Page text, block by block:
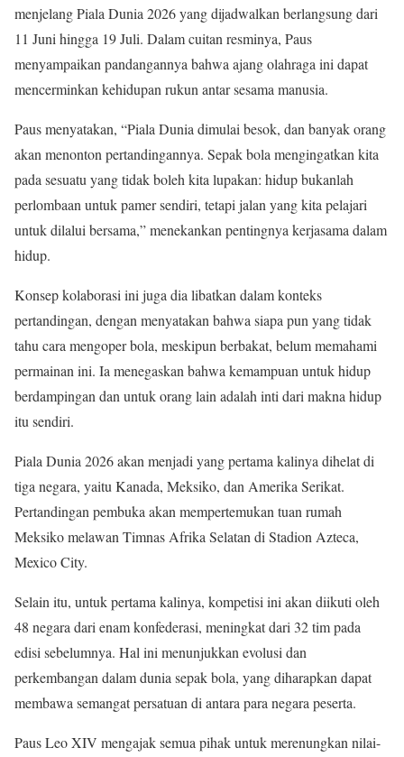
menjelang Piala Dunia 2026 yang dijadwalkan berlangsung dari
11 Juni hingga 19 Juli. Dalam cuitan resminya, Paus
menyampaikan pandangannya bahwa ajang olahraga ini dapat
mencerminkan kehidupan rukun antar sesama manusia.
Paus menyatakan, “Piala Dunia dimulai besok, dan banyak orang
akan menonton pertandingannya. Sepak bola mengingatkan kita
pada sesuatu yang tidak boleh kita lupakan: hidup bukanlah
perlombaan untuk pamer sendiri, tetapi jalan yang kita pelajari
untuk dilalui bersama,” menekankan pentingnya kerjasama dalam
hidup.
Konsep kolaborasi ini juga dia libatkan dalam konteks
pertandingan, dengan menyatakan bahwa siapa pun yang tidak
tahu cara mengoper bola, meskipun berbakat, belum memahami
permainan ini. Ia menegaskan bahwa kemampuan untuk hidup
berdampingan dan untuk orang lain adalah inti dari makna hidup
itu sendiri.
Piala Dunia 2026 akan menjadi yang pertama kalinya dihelat di
tiga negara, yaitu Kanada, Meksiko, dan Amerika Serikat.
Pertandingan pembuka akan mempertemukan tuan rumah
Meksiko melawan Timnas Afrika Selatan di Stadion Azteca,
Mexico City.
Selain itu, untuk pertama kalinya, kompetisi ini akan diikuti oleh
48 negara dari enam konfederasi, meningkat dari 32 tim pada
edisi sebelumnya. Hal ini menunjukkan evolusi dan
perkembangan dalam dunia sepak bola, yang diharapkan dapat
membawa semangat persatuan di antara para negara peserta.
Paus Leo XIV mengajak semua pihak untuk merenungkan nilai-